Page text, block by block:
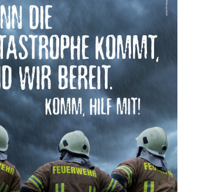
2018
Uhr eine junge Frau in der
abkam, landete dieser